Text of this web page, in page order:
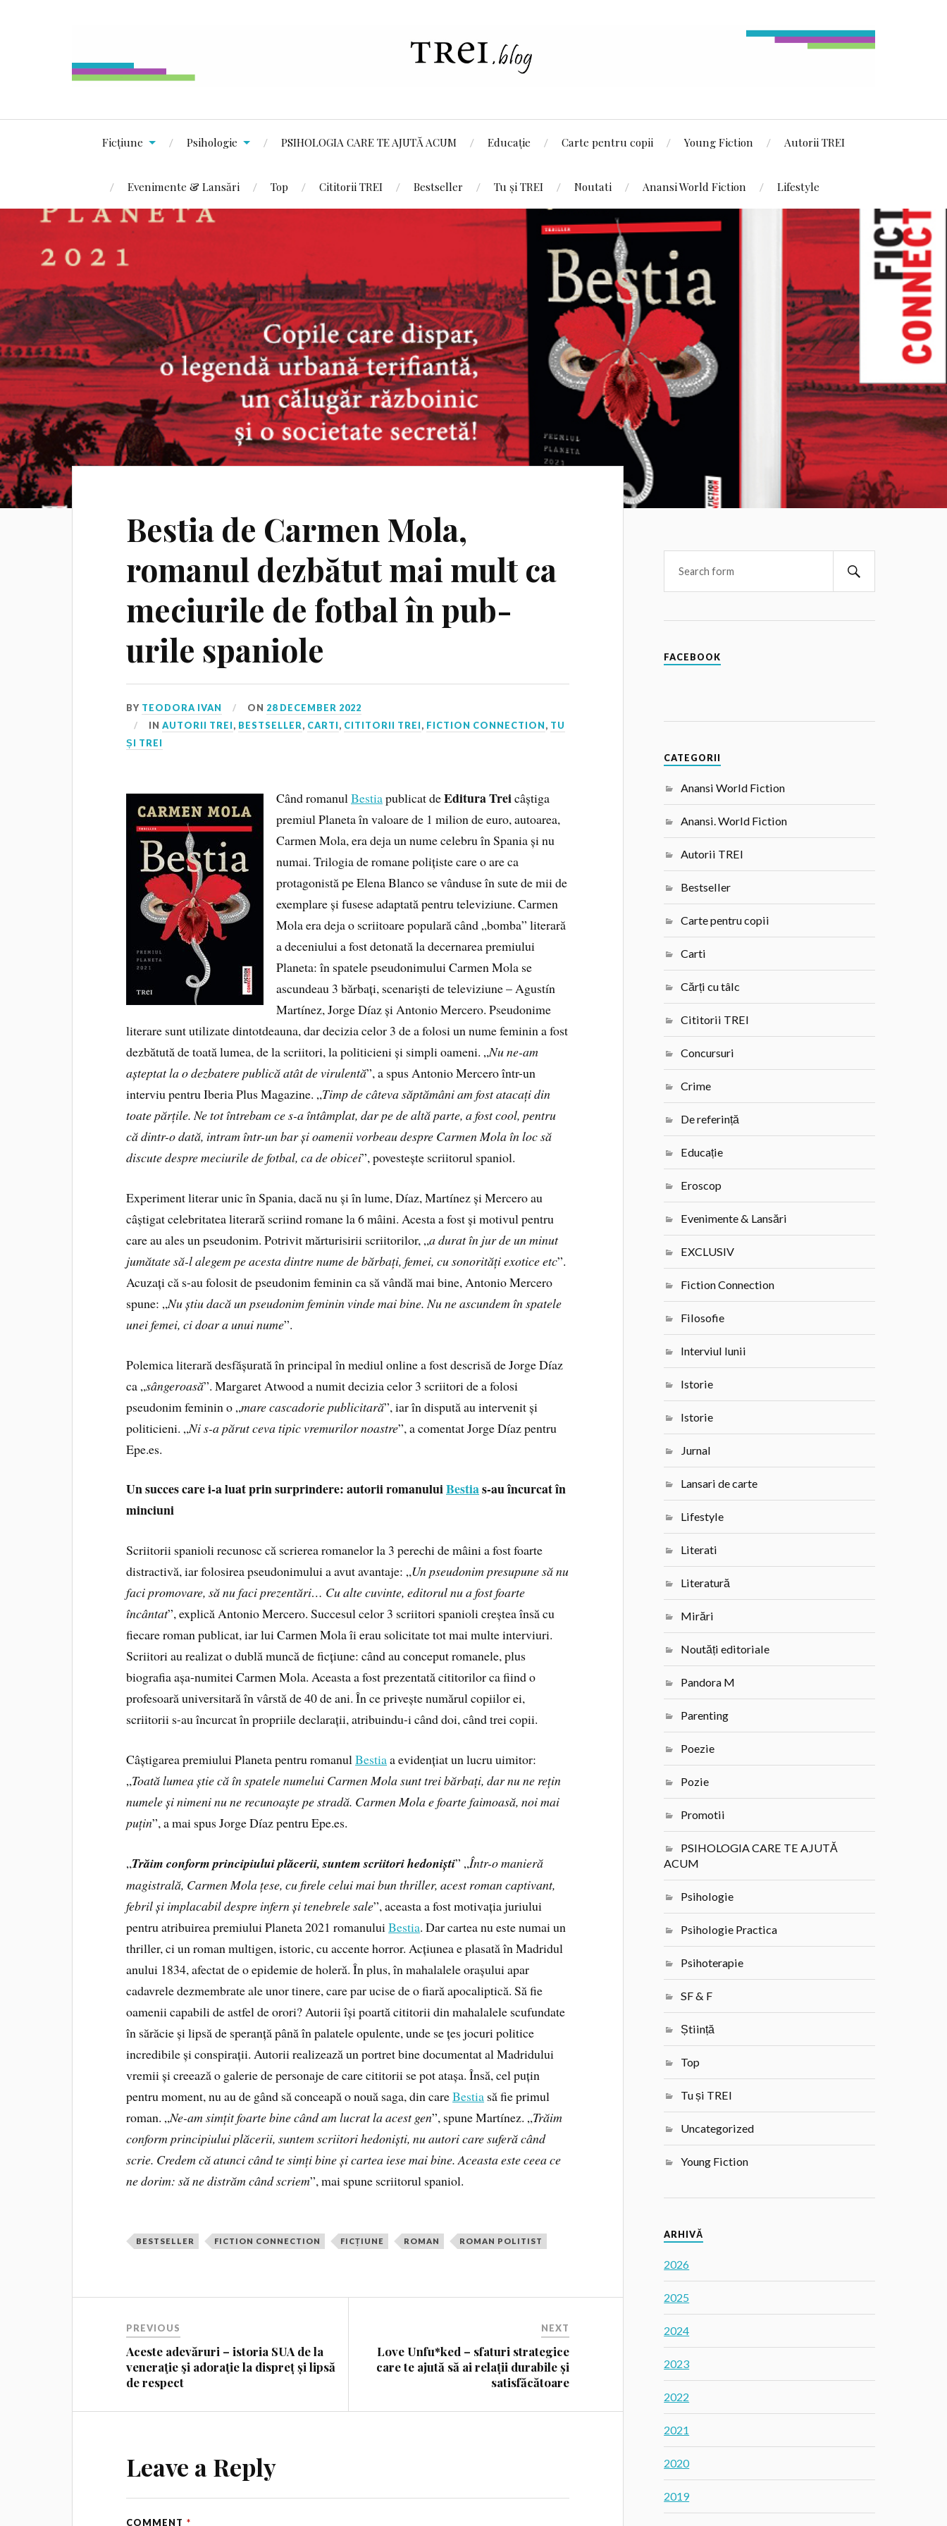
Ficțiune Psihologie PSIHOLOGIA CARE TE AJUTĂ ACUM Educație Carte pentru copii Young Fiction Autorii TREI
Evenimente & Lansări Top Cititorii TREI Bestseller Tu și TREI Noutati Anansi World Fiction Lifestyle
Bestia de Carmen Mola,
romanul dezbătut mai mult ca
meciurile de fotbal în pub-
urile spaniole
BY TEODORA IVAN ON 28 DECEMBER 2022
INAUTORII TREI, BESTSELLER, CARTI, CITITORII TREI, FICTION CONNECTION, TU
ȘI TREI
Când romanulBestiapublicat deEditura Treicâștiga
premiul Planeta în valoare de 1 milion de euro, autoarea,
Carmen Mola, era deja un nume celebru în Spania și nu
numai. Trilogia de romane polițiste care o are ca
protagonistă pe Elena Blanco se vânduse în sute de mii de
exemplare și fusese adaptată pentru televiziune. Carmen
Mola era deja o scriitoare populară când „bomba” literară
a deceniului a fost detonată la decernarea premiului
Planeta: în spatele pseudonimului Carmen Mola se
ascundeau 3 bărbați, scenariști de televiziune – Agustín
Martínez, Jorge Díaz și Antonio Mercero. Pseudonime
literare sunt utilizate dintotdeauna, dar decizia celor 3 de a folosi un nume feminin a fost
dezbătută de toată lumea, de la scriitori, la politicieni și simpli oameni. „Nu ne-am
așteptat la o dezbatere publică atât de virulentă”, a spus Antonio Mercero într-un
interviu pentru Iberia Plus Magazine. „Timp de câteva săptămâni am fost atacați din
toate părțile. Ne tot întrebam ce s-a întâmplat, dar pe de altă parte, a fost cool, pentru
că dintr-o dată, intram într-un bar și oamenii vorbeau despre Carmen Mola în loc să
discute despre meciurile de fotbal, ca de obicei”, povestește scriitorul spaniol.
Experiment literar unic în Spania, dacă nu și în lume, Díaz, Martínez și Mercero au
câștigat celebritatea literară scriind romane la 6 mâini. Acesta a fost și motivul pentru
care au ales un pseudonim. Potrivit mărturisirii scriitorilor, „a durat în jur de un minut
jumătate să-l alegem pe acesta dintre nume de bărbați, femei, cu sonorități exotice etc”.
Acuzați că s-au folosit de pseudonim feminin ca să vândă mai bine, Antonio Mercero
spune: „Nu știu dacă un pseudonim feminin vinde mai bine. Nu ne ascundem în spatele
unei femei, ci doar a unui nume”.
Polemica literară desfășurată în principal în mediul online a fost descrisă de Jorge Díaz
ca „sângeroasă”. Margaret Atwood a numit decizia celor 3 scriitori de a folosi
pseudonim feminin o „mare cascadorie publicitară”, iar în dispută au intervenit și
politicieni. „Ni s-a părut ceva tipic vremurilor noastre”, a comentat Jorge Díaz pentru
Epe.es.
Un succes care i-a luat prin surprindere: autorii romanuluiBestias-au încurcat în
minciuni
Scriitorii spanioli recunosc că scrierea romanelor la 3 perechi de mâini a fost foarte
distractivă, iar folosirea pseudonimului a avut avantaje: „Un pseudonim presupune să nu
faci promovare, să nu faci prezentări… Cu alte cuvinte, editorul nu a fost foarte
încântat”, explică Antonio Mercero. Succesul celor 3 scriitori spanioli creștea însă cu
fiecare roman publicat, iar lui Carmen Mola îi erau solicitate tot mai multe interviuri.
Scriitori au realizat o dublă muncă de ficțiune: când au conceput romanele, plus
biografia așa-numitei Carmen Mola. Aceasta a fost prezentată cititorilor ca fiind o
profesoară universitară în vârstă de 40 de ani. În ce privește numărul copiilor ei,
scriitorii s-au încurcat în propriile declarații, atribuindu-i când doi, când trei copii.
Câștigarea premiului Planeta pentru romanulBestiaa evidențiat un lucru uimitor:
„Toată lumea știe că în spatele numelui Carmen Mola sunt trei bărbați, dar nu ne rețin
numele și nimeni nu ne recunoaște pe stradă. Carmen Mola e foarte faimoasă, noi mai
puțin”, a mai spus Jorge Díaz pentru Epe.es.
„Trăim conform principiului plăcerii, suntem scriitori hedoniști” „Într-o manieră
magistrală, Carmen Mola țese, cu firele celui mai bun thriller, acest roman captivant,
febril și implacabil despre infern și tenebrele sale”, aceasta a fost motivația juriului
pentru atribuirea premiului Planeta 2021 romanuluiBestia. Dar cartea nu este numai un
thriller, ci un roman multigen, istoric, cu accente horror. Acțiunea e plasată în Madridul
anului 1834, afectat de o epidemie de holeră. În plus, în mahalalele orașului apar
cadavrele dezmembrate ale unor tinere, care par ucise de o fiară apocaliptică. Să fie
oamenii capabili de astfel de orori? Autorii își poartă cititorii din mahalalele scufundate
în sărăcie și lipsă de speranță până în palatele opulente, unde se țes jocuri politice
incredibile și conspirații. Autorii realizează un portret bine documentat al Madridului
vremii și creează o galerie de personaje de care cititorii se pot atașa. Însă, cel puțin
pentru moment, nu au de gând să conceapă o nouă saga, din careBestia să fie primul
roman. „Ne-am simțit foarte bine când am lucrat la acest gen”, spune Martínez. „Trăim
conform principiului plăcerii, suntem scriitori hedoniști, nu autori care suferă când
scrie. Credem că atunci când te simți bine și cartea iese mai bine. Aceasta este ceea ce
ne dorim: să ne distrăm când scriem”, mai spune scriitorul spaniol.
BESTSELLER FICTION CONNECTION FICȚIUNE ROMAN ROMAN POLITIST
PREVIOUS
Aceste adevăruri – istoria SUA de la
veneraţie şi adoraţie la dispreț și lipsă
de respect
NEXT
Love Unfu*ked – sfaturi strategice
care te ajută să ai relații durabile și
satisfăcătoare
Leave a Reply
COMMENT *
FACEBOOK
CATEGORII
Anansi World Fiction
Anansi. World Fiction
Autorii TREI
Bestseller
Carte pentru copii
Carti
Cărți cu tâlc
Cititorii TREI
Concursuri
Crime
De referință
Educație
Eroscop
Evenimente & Lansări
EXCLUSIV
Fiction Connection
Filosofie
Interviul lunii
Istorie
Istorie
Jurnal
Lansari de carte
Lifestyle
Literati
Literatură
Mirări
Noutăți editoriale
Pandora M
Parenting
Poezie
Pozie
Promotii
PSIHOLOGIA CARE TE AJUTĂ
ACUM
Psihologie
Psihologie Practica
Psihoterapie
SF & F
Știință
Top
Tu și TREI
Uncategorized
Young Fiction
ARHIVĂ
2026
2025
2024
2023
2022
2021
2020
2019